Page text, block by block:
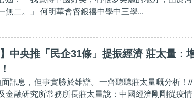
無二。」 何明華會督銀禧中學中三學...
中央推「民企31條」提振經濟 莊太量：
訊息，但事實勝於雄辯。一齊聽聽莊太量嘅分析！//
金融研究所常務所長莊太量說：中國經濟剛剛從疫情